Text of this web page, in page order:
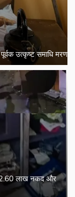
उत्कृष्ट समाधि मरण
2.60 लाख नकद और